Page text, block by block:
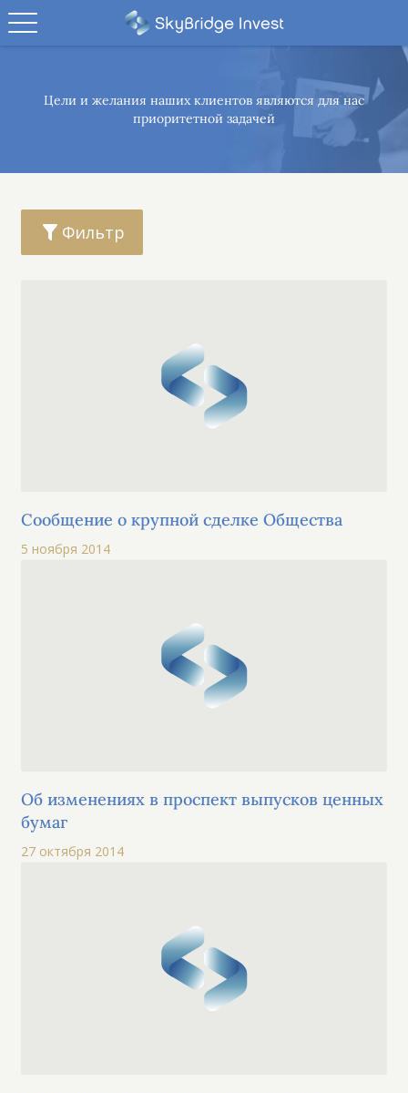
Цели и желания наших клиентов являются для нас
приоритетной задачей
Фильтр
Сообщение о крупной сделке Общества
5 ноября 2014
Об изменениях в проспект выпусков ценных
бумаг
27 октября 2014